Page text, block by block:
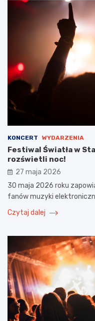
KONCERT WYDARZENIA
Festiwal Światła w
rozświetli noc!
27 maja 2026
30 maja 2026 roku
fanów muzyki
Czytaj dalej